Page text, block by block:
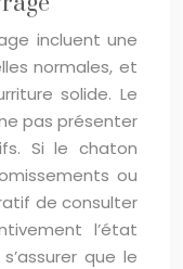
incluent une
normales, et
solide. Le
pas présenter
Si le chaton
ou
de consulter
l’état
que le